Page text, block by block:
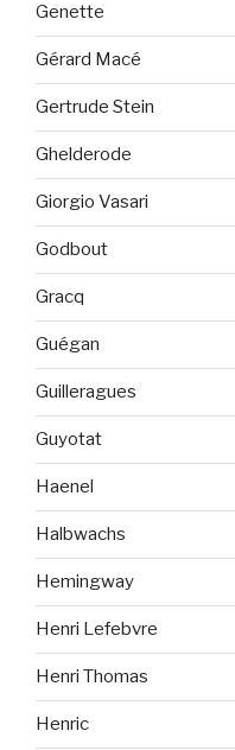
Genette
Gérard Macé
Gertrude Stein
Ghelderode
Giorgio Vasari
Godbout
Gracq
Guégan
Guilleragues
Guyotat
Haenel
Halbwachs
Hemingway
Henri Lefebvre
Henri Thomas
Henric